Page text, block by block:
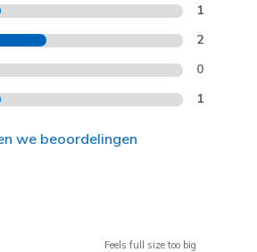
1
2
0
1
we beoordelingen
Feels full size too big